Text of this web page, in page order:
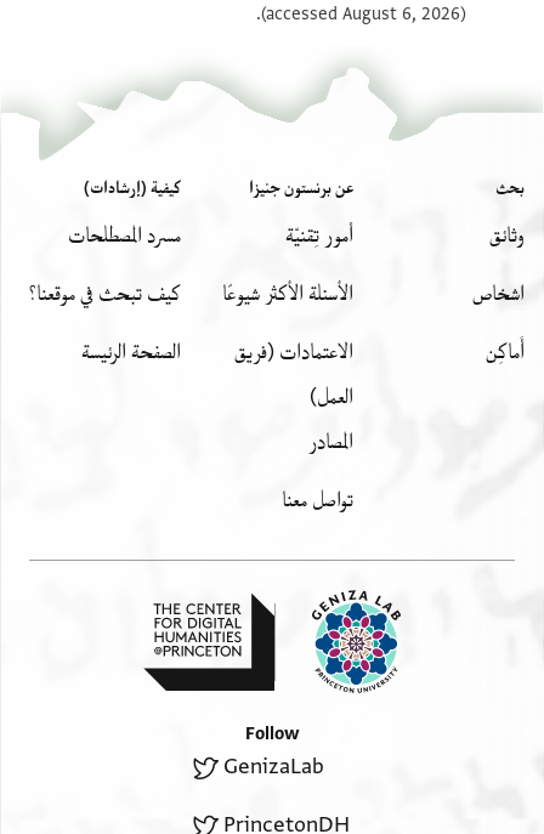
(accessed August 6, 2026).
بحث
وثائق
اشخاص
أَماكِن
عن برنستون جنيزا
أمور تِقنيّة
الأسئلة الأكثر شيوعًا
الاعتمادات (فريق
العمل)
المصادر
تواصل معنا
كيفية (إرشادات)
مسرد المصطلحات
كيف تبحث في موقعنا؟
الصفحة الرئيسة
Follow
GenizaLab
PrincetonDH